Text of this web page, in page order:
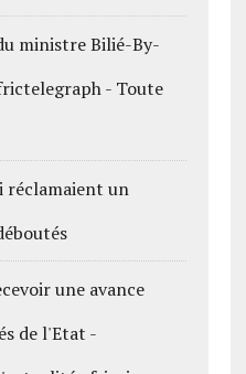
ministre Bilié-By-
- Toute
réclamaient un
une avance
de l'Etat -